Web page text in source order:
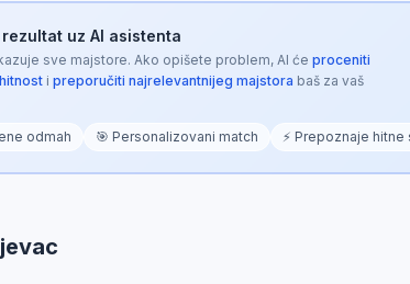
uz AI asistenta
sve majstore. Ako opišete problem, AI će proceniti
i preporučiti najrelevantnijeg majstora baš za vaš
odmah 🎯 Personalizovani match ⚡ Prepoznaje